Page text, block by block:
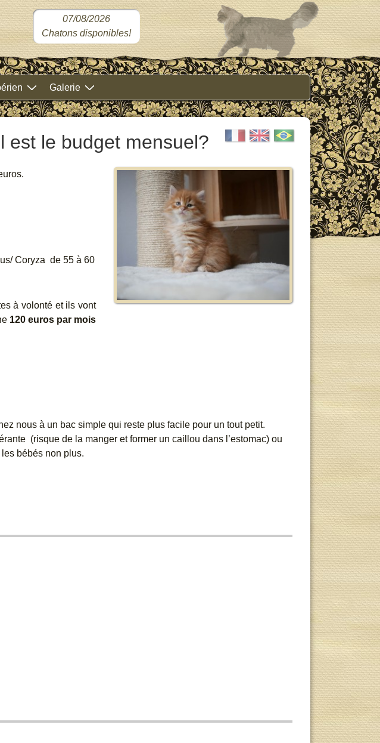
Galerie
07/08/2026
Chatons disponibles!
est le budget mensuel?
Coryza de 55 à 60
à volonté et ils vont
120 euros par mois
nous à un bac simple qui reste plus facile pour un tout petit.
(risque de la manger et former un caillou dans l’estomac) ou
bébés non plus.